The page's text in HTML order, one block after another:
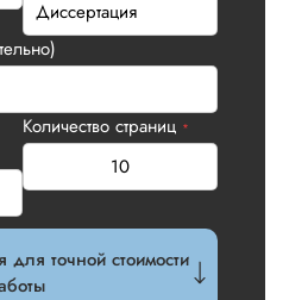
Количество страниц *
для точной стоимости